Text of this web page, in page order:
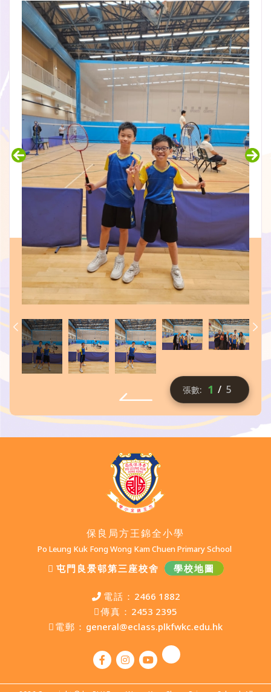
1 / 5
保良局方王錦全小學
Po Leung Kuk Fong Wong Kam Chuen Primary School
屯門良景邨第三座校舍 學校地圖
電話： 2466 1882
傳真： 2453 2395
電郵： general@eclass.plkfwkc.edu.hk